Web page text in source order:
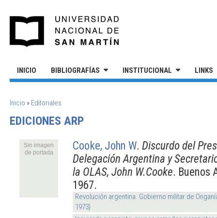
INICIO BIBLIOGRAFÍAS INSTITUCIONAL LINKS
SE ENCUENTRA USTED AQUÍ
Inicio » Editoriales
EDICIONES ARP
Sin imagen
de portada
Cooke, John W. Discurdo del
Delegación Argentina y
la OLAS, John W.Cooke. Buenos
1967.
Revolución argentina. Gobierno militar de
1973)